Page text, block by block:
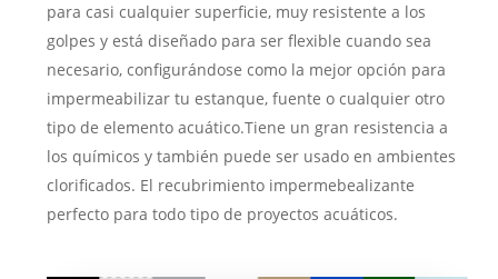
para casi cualquier superficie, muy resistente a los
golpes y está diseñado para ser flexible cuando sea
necesario, configurándose como la mejor opción para
impermeabilizar tu estanque, fuente o cualquier otro
tipo de elemento acuático.Tiene un gran resistencia a
los químicos y también puede ser usado en ambientes
clorificados. El recubrimiento impermebealizante
perfecto para todo tipo de proyectos acuáticos.